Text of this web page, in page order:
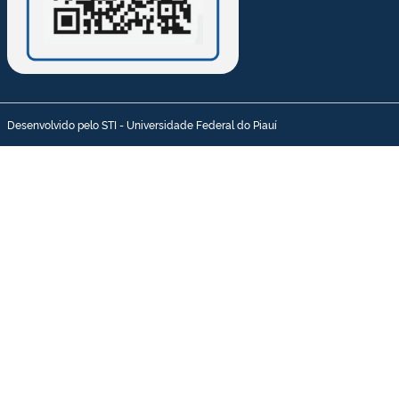
Desenvolvido pelo STI - Universidade Federal do Piauí